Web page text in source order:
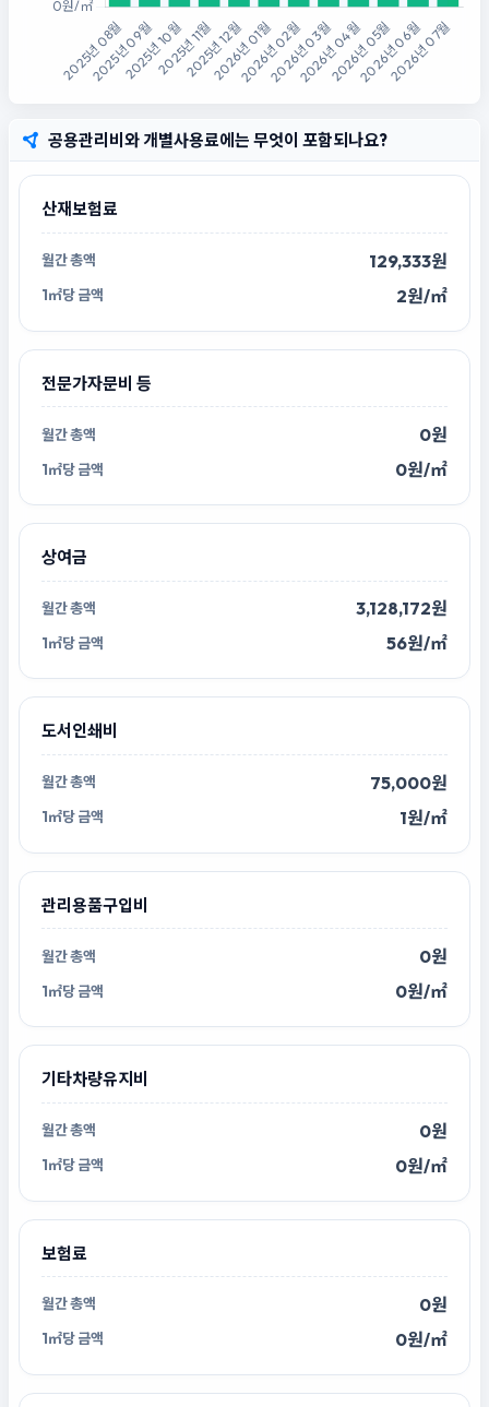
공용관리비와 개별사용료에는 무엇이 포함되나요?
산재보험료
129,333원
2원/㎡
전문가자문비 등
0원
0원/㎡
상여금
3,128,172원
56원/㎡
도서인쇄비
75,000원
1원/㎡
관리용품구입비
0원
0원/㎡
기타차량유지비
0원
0원/㎡
보험료
0원
0원/㎡